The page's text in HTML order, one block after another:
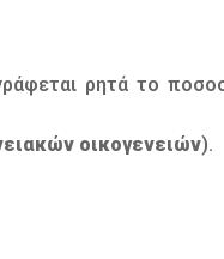
ρητά το
οικογενειών).